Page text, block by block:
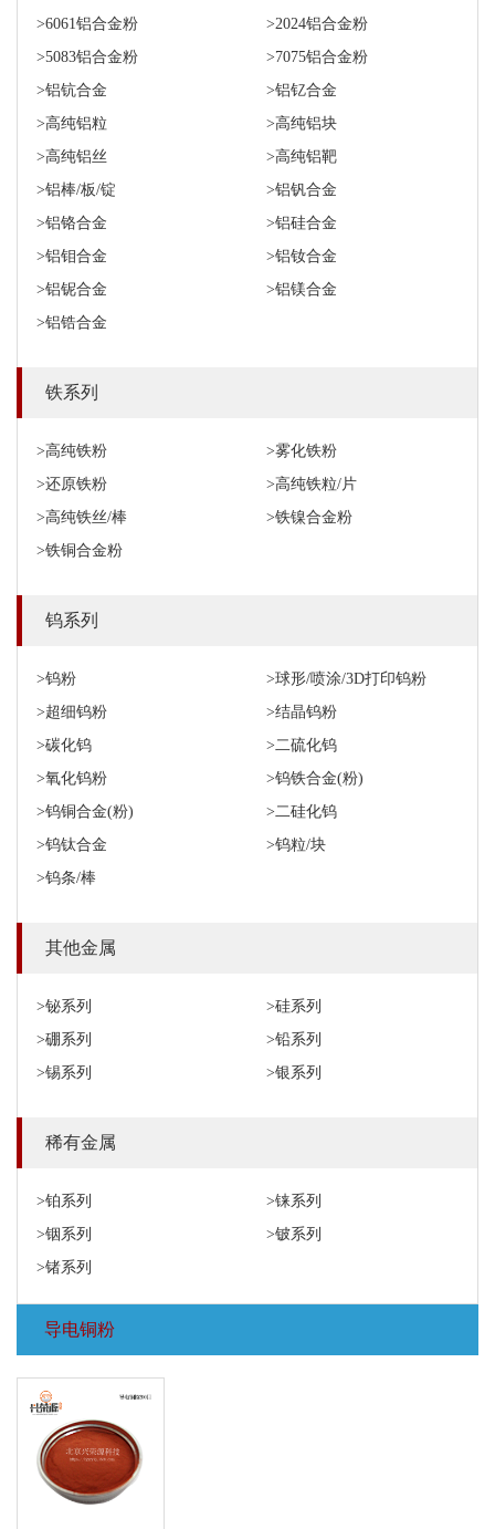
>6061铝合金粉
>2024铝合金粉
>5083铝合金粉
>7075铝合金粉
>铝钪合金
>铝钇合金
>高纯铝粒
>高纯铝块
>高纯铝丝
>高纯铝靶
>铝棒/板/锭
>铝钒合金
>铝铬合金
>铝硅合金
>铝钼合金
>铝钕合金
>铝铌合金
>铝镁合金
>铝锆合金
铁系列
>高纯铁粉
>雾化铁粉
>还原铁粉
>高纯铁粒/片
>高纯铁丝/棒
>铁镍合金粉
>铁铜合金粉
钨系列
>钨粉
>球形/喷涂/3D打印钨粉
>超细钨粉
>结晶钨粉
>碳化钨
>二硫化钨
>氧化钨粉
>钨铁合金(粉)
>钨铜合金(粉)
>二硅化钨
>钨钛合金
>钨粒/块
>钨条/棒
其他金属
>铋系列
>硅系列
>硼系列
>铅系列
>锡系列
>银系列
稀有金属
>铂系列
>铼系列
>铟系列
>铍系列
>锗系列
导电铜粉